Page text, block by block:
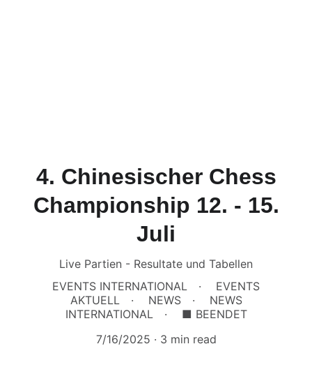
4. Chinesischer Chess
Championship 12. - 15.
Juli
Live Partien - Resultate und Tabellen
EVENTS INTERNATIONAL
EVENTS
AKTUELL
NEWS
NEWS
INTERNATIONAL
■ BEENDET
7/16/2025
3 min read